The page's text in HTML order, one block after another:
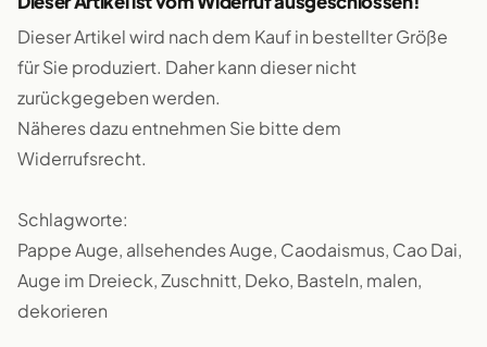
Dieser Artikel wird nach dem Kauf in bestellter Größe
für Sie produziert. Daher kann dieser nicht
zurückgegeben werden.
Näheres dazu entnehmen Sie bitte dem
Widerrufsrecht.
Schlagworte:
Pappe Auge, allsehendes Auge, Caodaismus, Cao Dai,
Auge im Dreieck, Zuschnitt, Deko, Basteln, malen,
dekorieren